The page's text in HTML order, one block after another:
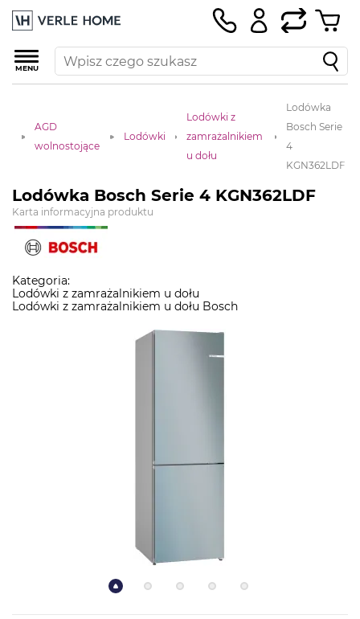
MENU
AGD
wolnostojące
Lodówki
Lodówki z
zamrażalnikiem
u dołu
Lodówka
Bosch Serie
4
KGN362LDF
Lodówka Bosch Serie 4 KGN362LDF
Karta informacyjna produktu
Kategoria:
Lodówki z zamrażalnikiem u dołu
Lodówki z zamrażalnikiem u dołu Bosch